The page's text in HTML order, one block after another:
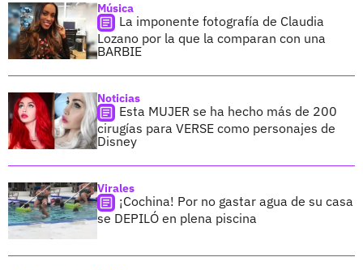
Música
La imponente fotografía de Claudia
Lozano por la que la comparan con una
BARBIE
Noticias
Esta MUJER se ha hecho más de 200
cirugías para VERSE como personajes de
Disney
Virales
¡Cochina! Por no gastar agua de su casa
se DEPILÓ en plena piscina